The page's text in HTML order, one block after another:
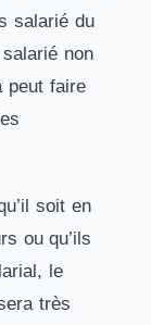
salarié du
non
peut faire
soit en
ou qu’ils
, le
très